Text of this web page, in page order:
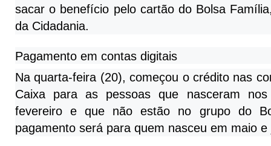
sacar o benefício pelo cartão do Bolsa
da Cidadania.
Pagamento em contas digitais
Na quarta-feira (20), começou o crédito nas
Caixa para as pessoas que nasceram
fevereiro e que não estão no grupo do
pagamento será para quem nasceu em maio e